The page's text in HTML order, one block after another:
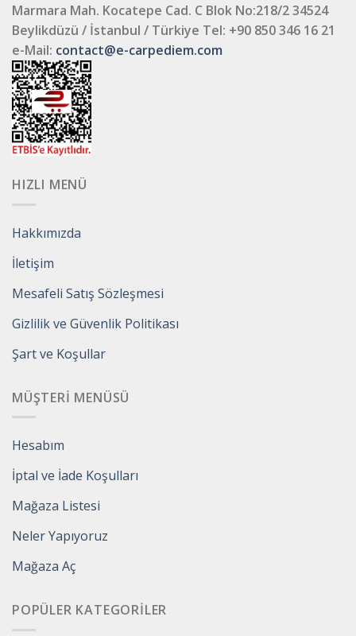
Marmara Mah. Kocatepe Cad. C Blok No:218/2 34524
Beylikdüzü / İstanbul / Türkiye Tel: +90 850 346 16 21
e-Mail: contact@e-carpediem.com
HIZLI MENÜ
Hakkımızda
İletişim
Mesafeli Satış Sözleşmesi
Gizlilik ve Güvenlik Politikası
Şart ve Koşullar
MÜŞTERI MENÜSÜ
Hesabım
İptal ve İade Koşulları
Mağaza Listesi
Neler Yapıyoruz
Mağaza Aç
POPÜLER KATEGORILER